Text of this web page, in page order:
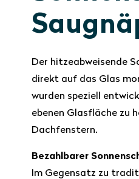
Der hitzeabweisende
direkt auf das Glas
wurden speziell
ebenen Glasfläche zu
Dachfenstern.
Bezahlbarer
Im Gegensatz zu